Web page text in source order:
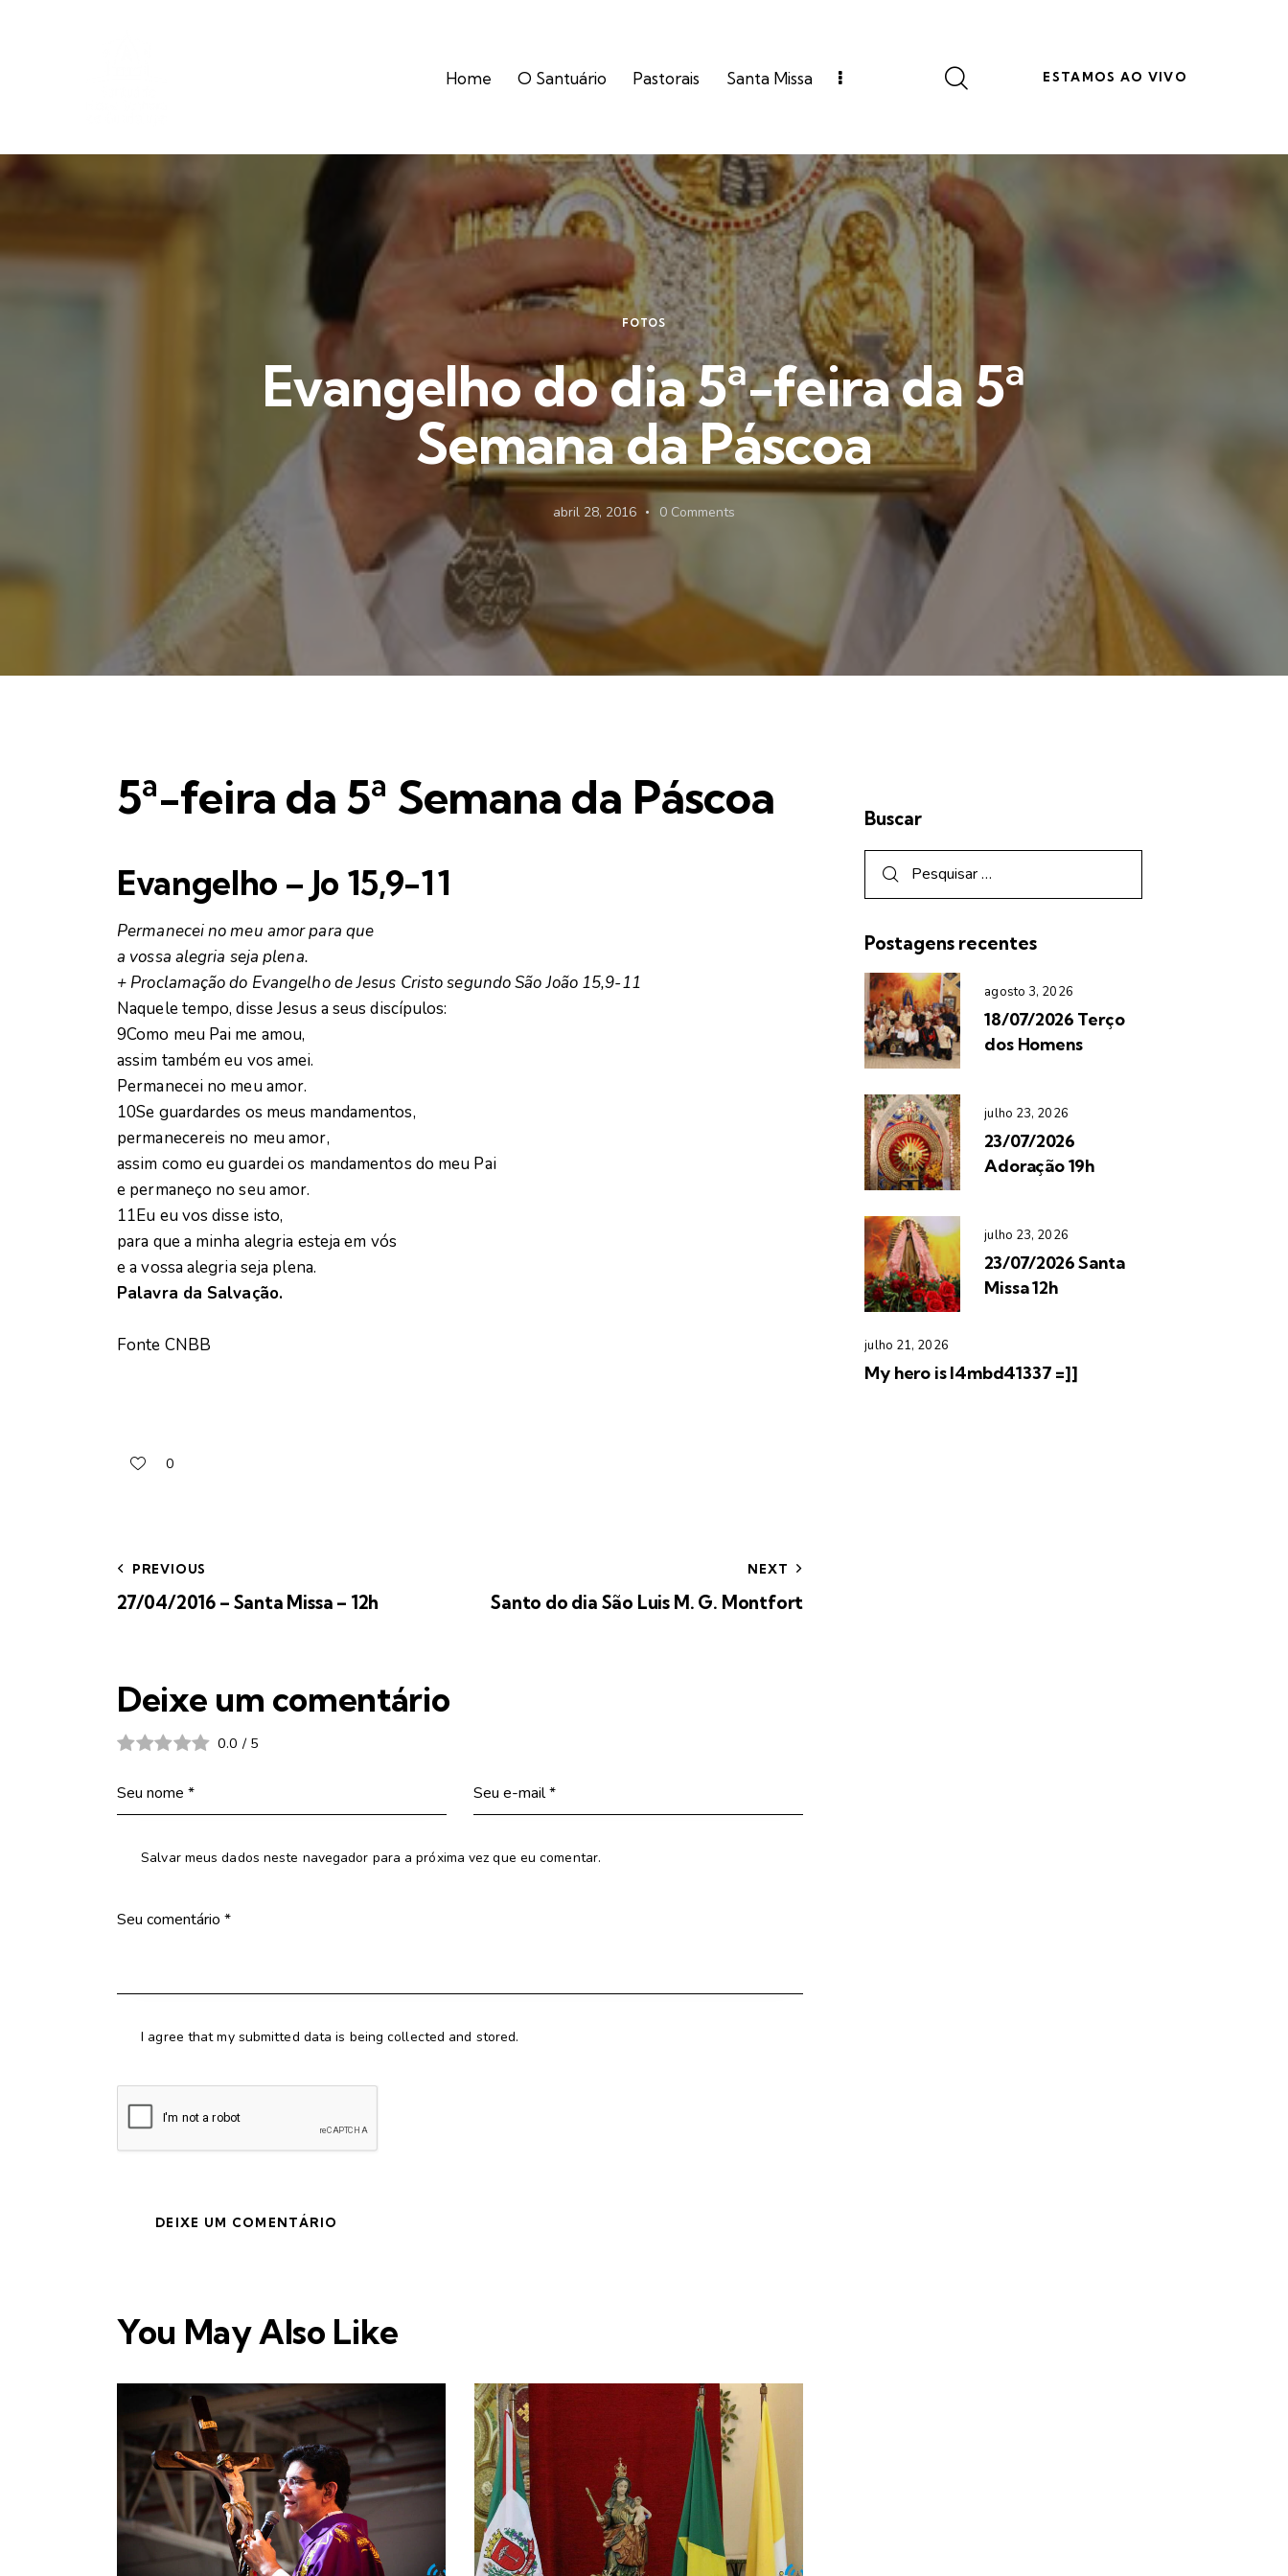
Home O Santuário Pastorais Santa Missa ESTAMOS AO VIVO
FOTOS
Evangelho do dia 5ª-feira da 5ª
Semana da Páscoa
abril 28, 2016 0 Comments
5ª-feira da 5ª Semana da Páscoa
Evangelho – Jo 15,9-11
Permanecei no meu amor para que
a vossa alegria seja plena.
+ Proclamação do Evangelho de Jesus Cristo segundo São João 15,9-11
Naquele tempo, disse Jesus a seus discípulos:
9Como meu Pai me amou,
assim também eu vos amei.
Permanecei no meu amor.
10Se guardardes os meus mandamentos,
permanecereis no meu amor,
assim como eu guardei os mandamentos do meu Pai
e permaneço no seu amor.
11Eu eu vos disse isto,
para que a minha alegria esteja em vós
e a vossa alegria seja plena.
Palavra da Salvação.
Fonte CNBB
0
PREVIOUS
27/04/2016 – Santa Missa – 12h
NEXT
Santo do dia São Luis M. G. Montfort
Deixe um comentário
0.0 / 5
Salvar meus dados neste navegador para a próxima vez que eu comentar.
I agree that my submitted data is being collected and stored.
You May Also Like
Buscar
Postagens recentes
agosto 3, 2026
18/07/2026 Terço
dos Homens
julho 23, 2026
23/07/2026
Adoração 19h
julho 23, 2026
23/07/2026 Santa
Missa 12h
julho 21, 2026
My hero is l4mbd41337 =]]